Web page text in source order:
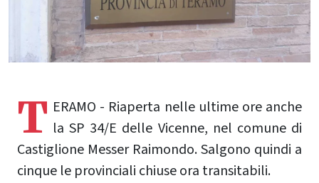
T ERAMO - Riaperta nelle ultime ore anche
la SP 34/E delle Vicenne, nel comune di
Castiglione Messer Raimondo. Salgono quindi a
cinque le provinciali chiuse ora transitabili.